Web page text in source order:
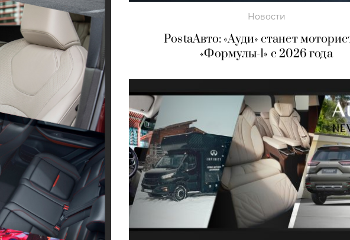
Новости
PostaАвто: «Ауди» станет
«Формулы-1» с 2026 года